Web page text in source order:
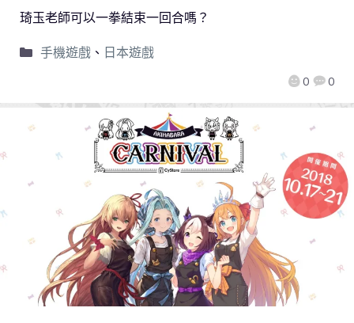
0 0
琦玉老師可以一拳結束一回合嗎？
手機遊戲、 日本遊戲